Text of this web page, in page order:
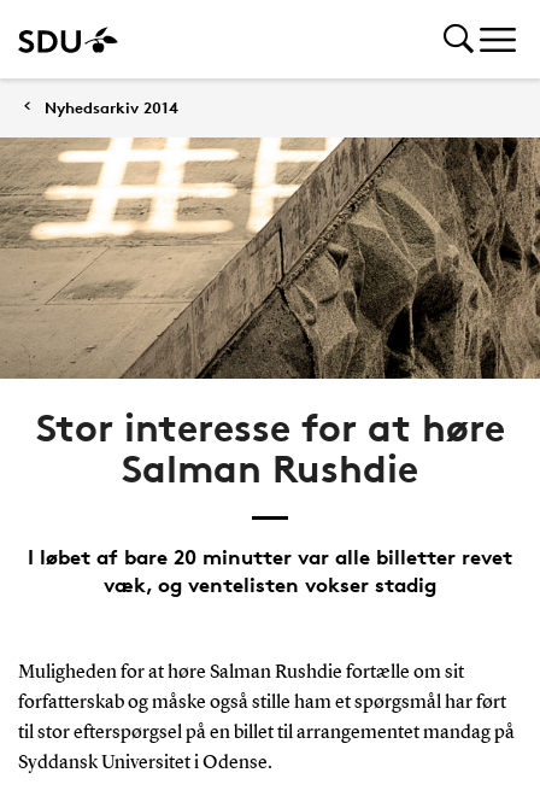
Nyhedsarkiv 2014
Stor interesse for at høre
Salman Rushdie
I løbet af bare 20 minutter var alle billetter revet
væk, og ventelisten vokser stadig
Muligheden for at høre Salman Rushdie fortælle om sit
forfatterskab og måske også stille ham et spørgsmål har ført
til stor efterspørgsel på en billet til arrangementet mandag på
Syddansk Universitet i Odense.